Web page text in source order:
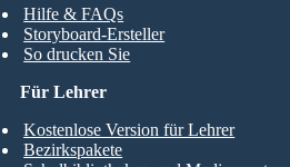
Hilfe & FAQs
Storyboard-Ersteller
So drucken Sie
Für Lehrer
Kostenlose Version für Lehrer
Bezirkspakete